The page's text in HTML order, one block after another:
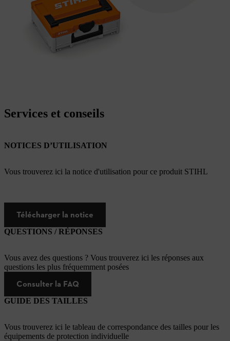
Services et conseils
NOTICES D’UTILISATION
Vous trouverez ici la notice d'utilisation pour ce produit STIHL
Télécharger la notice
QUESTIONS / RÉPONSES
Vous avez des questions ? Vous trouverez ici les réponses aux
questions les plus fréquemment posées
Consulter la FAQ
GUIDE DES TAILLES
Vous trouverez ici le tableau de correspondance des tailles pour les
équipements de protection individuelle